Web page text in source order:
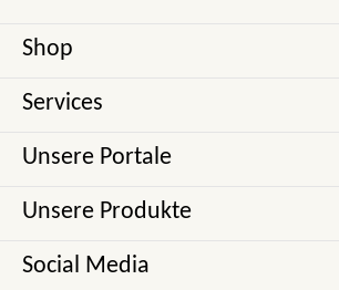
Shop
Services
Unsere Portale
Unsere Produkte
Social Media